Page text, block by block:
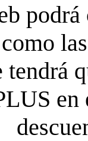
en